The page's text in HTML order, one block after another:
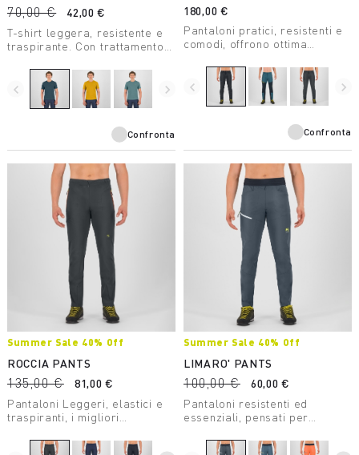
70,00 €
42,00 €
T-shirt leggera, resistente e
traspirante. Con trattamento
attività più intense.
navigate_before navigate_next
Confronta
180,00 €
Pantaloni pratici, resistenti e
comodi, offrono ottima
movimento. In Nylon riciclato,
sono pensati per l’alpinismo.
navigate_before navigate_next
Confronta
Summer Sale 40% Off
ROCCIA PANTS
135,00 €
81,00 €
Pantaloni Leggeri, elastici e
traspiranti, i migliori
falesia. Realizzati in Nylon
Summer Sale 40% Off
LIMARO' PANTS
100,00 €
60,00 €
Pantaloni resistenti ed
essenziali, pensati per
anche per il trekking. Con